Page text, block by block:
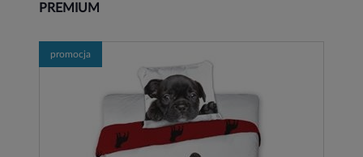
PREMIUM
promocja